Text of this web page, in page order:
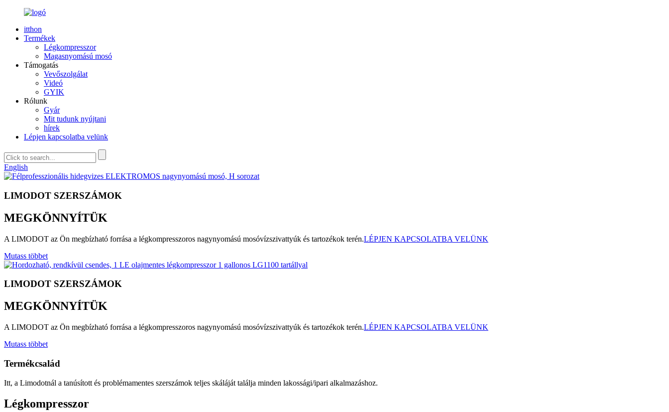
itthon
Termékek
Légkompresszor
Magasnyomású mosó
Támogatás
Vevőszolgálat
Videó
GYIK
Rólunk
Gyár
Mit tudunk nyújtani
hírek
Lépjen kapcsolatba velünk
English
LIMODOT SZERSZÁMOK
MEGKÖNNYÍTÜK
A LIMODOT az Ön megbízható forrása a légkompresszoros nagynyomású mosóvízszivattyúk és tartozékok terén.LÉPJEN KAPCSOLATBA VELÜNK
Mutass többet
LIMODOT SZERSZÁMOK
MEGKÖNNYÍTÜK
A LIMODOT az Ön megbízható forrása a légkompresszoros nagynyomású mosóvízszivattyúk és tartozékok terén.LÉPJEN KAPCSOLATBA VELÜNK
Mutass többet
Termékcsalád
Itt, a Limodotnál a tanúsított és problémamentes szerszámok teljes skáláját találja minden lakossági/ipari alkalmazáshoz.
Légkompresszor